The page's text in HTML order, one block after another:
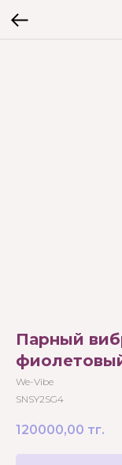
Парный
We-Vibe
SNSY2SG4
120000,00 тг.